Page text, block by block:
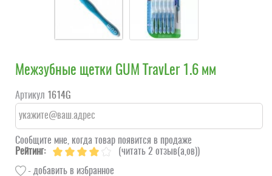
Межзубные щетки GUM TravLer 1.6 мм
Артикул 1614G
Сообщите мне, когда товар появится в продаже
Рейтинг:
(читать 2 отзыв(а,ов))
- добавить в избранное